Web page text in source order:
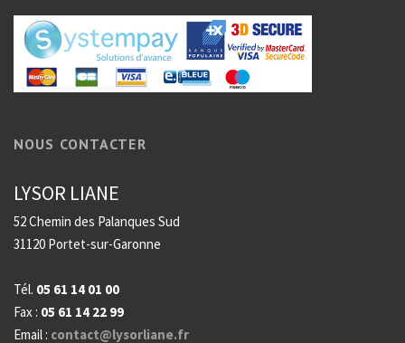
NOUS CONTACTER
LYSOR LIANE
52 Chemin des Palanques Sud
31120 Portet-sur-Garonne
Tél. 05 61 14 01 00
Fax : 05 61 14 22 99
Email : contact@lysorliane.fr